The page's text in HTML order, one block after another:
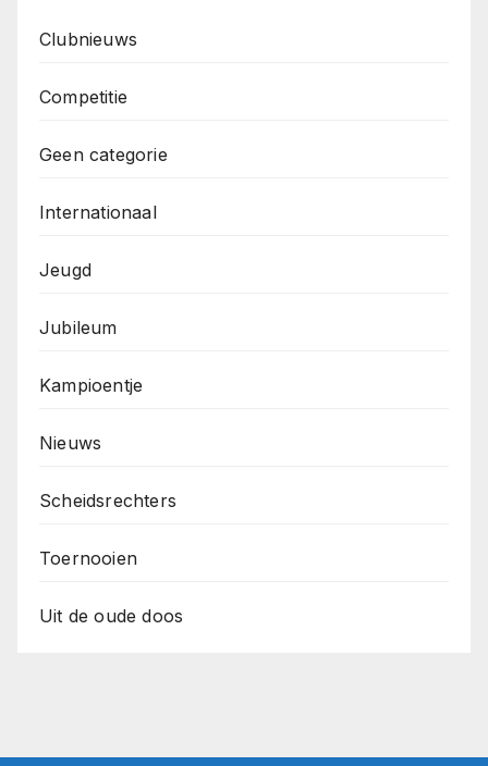
Clubnieuws
Competitie
Geen categorie
Internationaal
Jeugd
Jubileum
Kampioentje
Nieuws
Scheidsrechters
Toernooien
Uit de oude doos